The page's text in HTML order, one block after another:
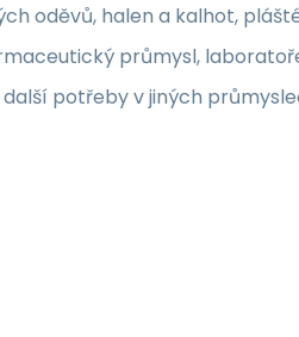
oděvů, halen a kalhot,
průmysl,
potřeby v jiných